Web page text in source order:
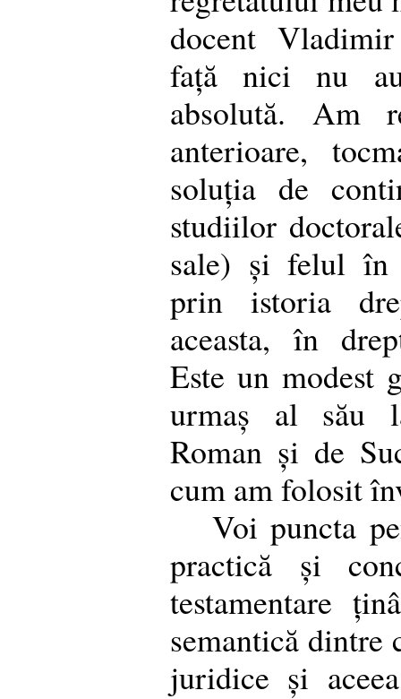
docent
față nici nu
absolută. Am
anterioare,
soluția de
studiilor
sale) și felul în
prin istoria
aceasta, în
Este un modest
urmaș al său
Roman și de
cum am folosit
Voi puncta
practică și
testamentare
semantică dintre
juridice și